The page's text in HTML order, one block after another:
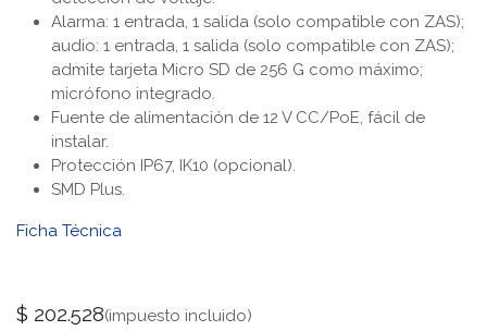
Alarma: 1 entrada, 1 salida (solo compatible con ZAS);
audio: 1 entrada, 1 salida (solo compatible con ZAS);
admite tarjeta Micro SD de 256 G como máximo;
micrófono integrado.
Fuente de alimentación de 12 V CC/PoE, fácil de
instalar.
Protección IP67, IK10 (opcional).
SMD Plus.
Ficha Técnica
$ 202.528(impuesto incluido)